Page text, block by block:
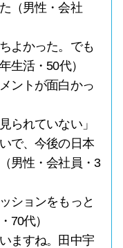
（男性・会社
よかった。でも
生活・50代）
ントが面白かっ
られていない」
で、今後の日本
男性・会社員・3
ションをもっと
70代）
ますね。田中宇